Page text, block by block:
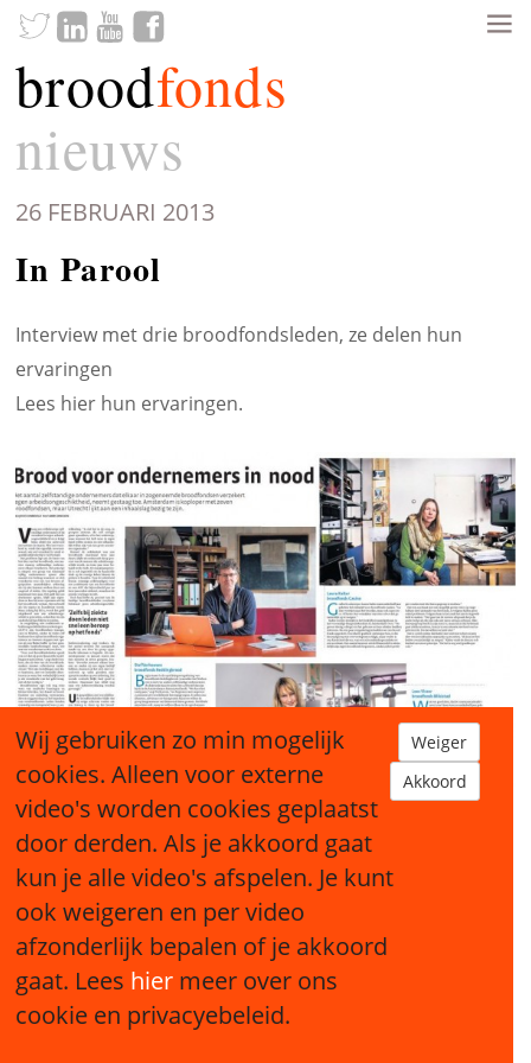
broodfonds
nieuws
26 FEBRUARI 2013
In Parool
Interview met drie broodfondsleden, ze delen hun
ervaringen
Lees hier hun ervaringen.
Sitemap
Wij gebruiken zo min mogelijk
cookies. Alleen voor externe
video's worden cookies geplaatst
door derden. Als je akkoord gaat
kun je alle video's afspelen. Je kunt
ook weigeren en per video
afzonderlijk bepalen of je akkoord
gaat. Lees hier meer over ons
cookie en privacyebeleid.
Weiger
Akkoord